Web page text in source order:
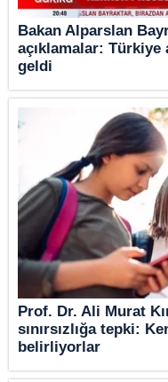
Bakan Alparslan
açıklamalar:
geldi
Prof. Dr. Ali Murat
sınırsızlığa tepki:
belirliyorlar